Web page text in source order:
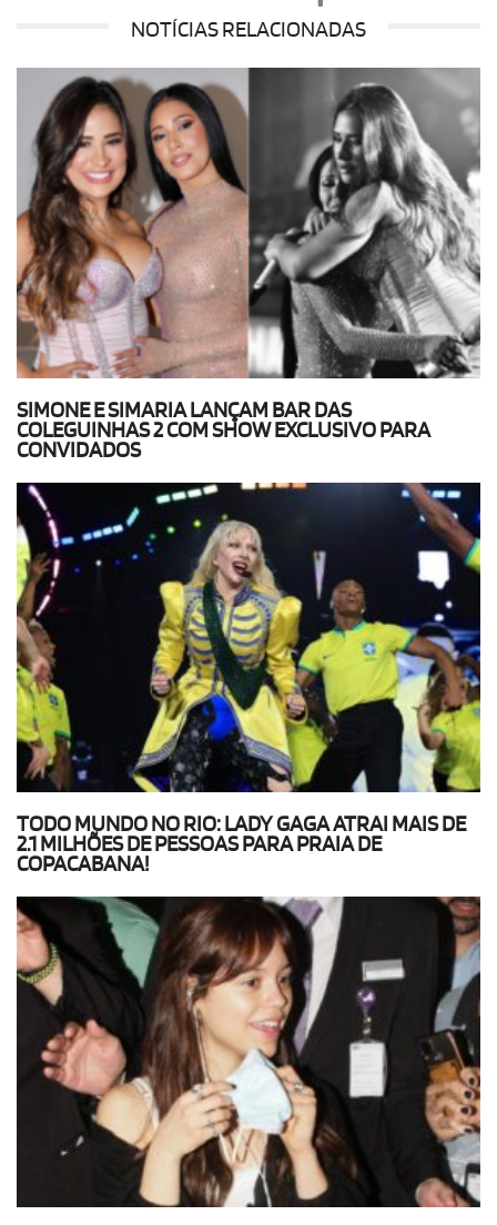
NOTÍCIAS RELACIONADAS
SIMONE E SIMARIA LANÇAM BAR DAS
COLEGUINHAS 2 COM SHOW EXCLUSIVO PARA
CONVIDADOS
TODO MUNDO NO RIO: LADY GAGA ATRAI MAIS DE
2.1 MILHÕES DE PESSOAS PARA PRAIA DE
COPACABANA!